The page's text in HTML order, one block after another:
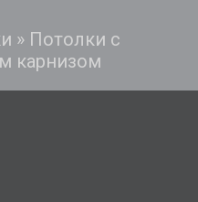
» Потолки с
карнизом